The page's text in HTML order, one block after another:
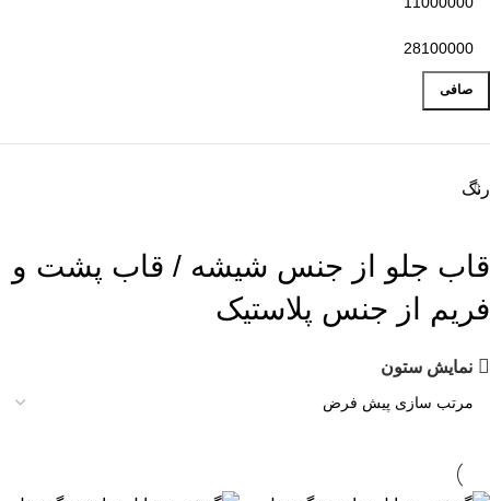
صافی
رنگ
قاب جلو از جنس شیشه / قاب پشت و
فریم از جنس پلاستیک
نمایش ستون